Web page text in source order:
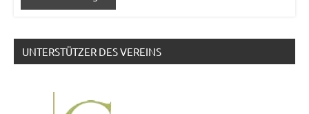
UNTERSTÜTZER DES VEREINS